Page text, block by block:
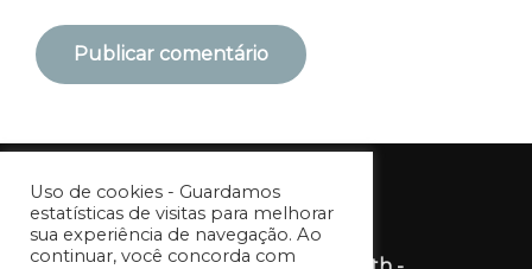
Uso de cookies - Guardamos
estatísticas de visitas para melhorar
sua experiência de navegação. Ao
continuar, você concorda com